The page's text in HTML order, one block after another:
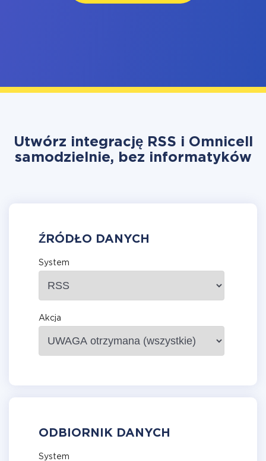
Utwórz integrację RSS i Omnicell
samodzielnie, bez informatyków
ŹRÓDŁO DANYCH
System
Akcja
ODBIORNIK DANYCH
System